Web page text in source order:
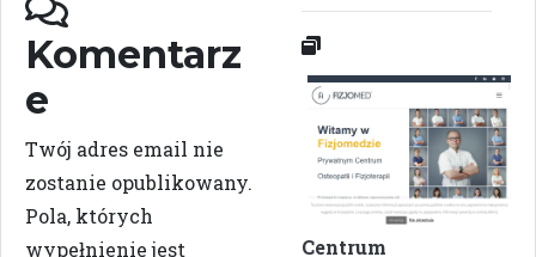
Komentarz
e
Twój adres email nie
zostanie opublikowany.
Pola, których
wypełnienie jest
Centrum